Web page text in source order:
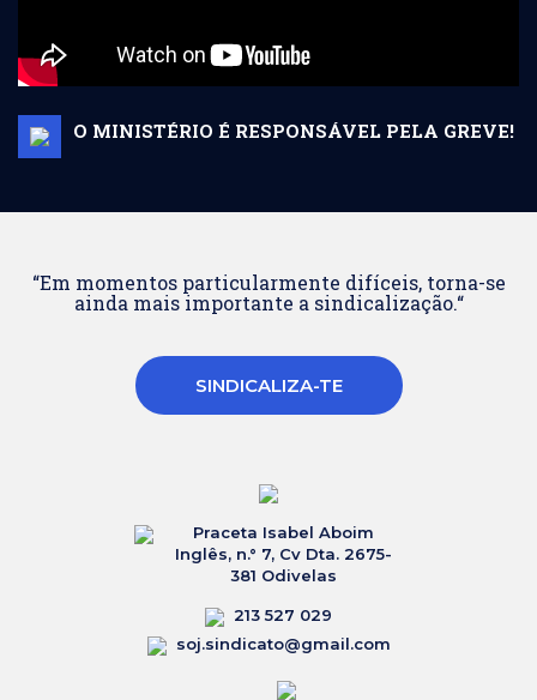
O MINISTÉRIO É RESPONSÁVEL PELA GREVE!
“Em momentos particularmente difíceis, torna-se
ainda mais importante a sindicalização.“
SINDICALIZA-TE
Praceta Isabel Aboim
Inglês, n.° 7, Cv Dta. 2675-
381 Odivelas
213 527 029
soj.sindicato@gmail.com